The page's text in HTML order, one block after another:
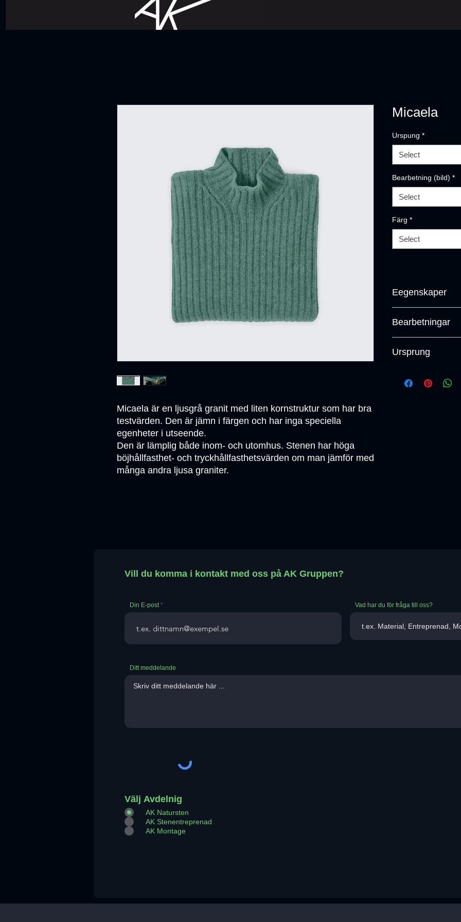
Micaela är en ljusgrå granit med liten kornstruktur som har bra
testvärden. Den är jämn i färgen och har inga speciella
egenheter i utseende.
Den är lämplig både inom- och utomhus. Stenen har höga
böjhållfasthet- och tryckhållfasthetsvärden om man jämför med
många andra ljusa graniter.
Micaela
Urspung *
Select
Bearbetning (bild) *
Select
Färg *
Select
Eegenskaper
kg/m3 Böjhållfasthet
EN 14157 – 0,2 mm
Bearbetningar
Stålblästrad. När
Ursprung
Vill du komma i kontakt med oss på AK Gruppen?
Din E-post Vad har du för fråga till oss?
Ditt meddelande
Välj Avdelnig
AK Natursten
AK Stenentreprenad
AK Montage